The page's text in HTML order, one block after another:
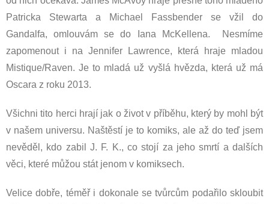
Patricka Stewarta a Michael Fassbender se vžil do
Gandalfa, omlouvám se do Iana McKellena. Nesmíme
zapomenout i na Jennifer Lawrence, která hraje mladou
Mistique/Raven. Je to mladá už vyšlá hvězda, která už má
Oscara z roku 2013.
Všichni tito herci hrají jak o život v příběhu, který by mohl být
v našem universu. Naštěstí je to komiks, ale až do teď jsem
nevěděl, kdo zabil J. F. K., co stojí za jeho smrtí a dalších
věci, které můžou stát jenom v komiksech.
Velice dobře, téměř i dokonale se tvůrcům podařilo skloubit